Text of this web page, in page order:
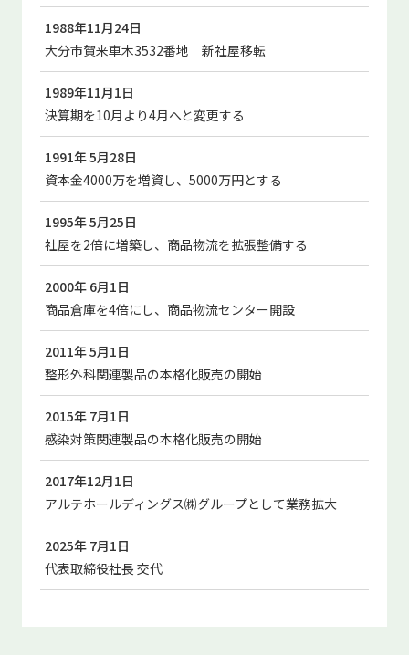
1988年11月24日
大分市賀来車木3532番地 新社屋移転
1989年11月1日
決算期を10月より4月へと変更する
1991年 5月28日
資本金4000万を増資し、5000万円とする
1995年 5月25日
社屋を2倍に増築し、商品物流を拡張整備する
2000年 6月1日
商品倉庫を4倍にし、商品物流センター開設
2011年 5月1日
整形外科関連製品の本格化販売の開始
2015年 7月1日
感染対策関連製品の本格化販売の開始
2017年12月1日
アルテホールディングス㈱グループとして業務拡大
2025年 7月1日
代表取締役社長 交代